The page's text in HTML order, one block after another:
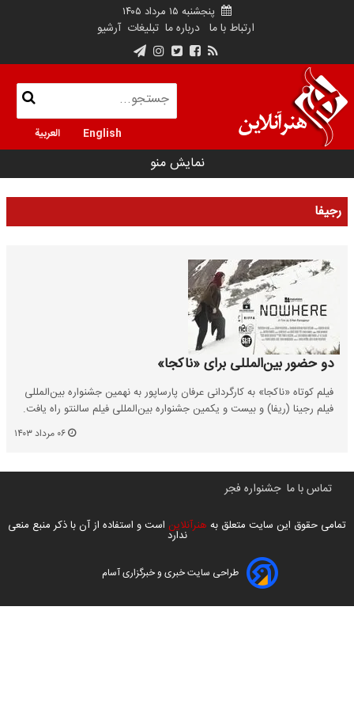
پنجشنبه ۱۵ مرداد ۱۴۰۵
ارتباط با ما درباره ما تبلیغات آرشیو
English العربية
نمایش منو
رجیفا
دو حضور بین‌المللی برای «ناکجا»
فیلم کوتاه «ناکجا» به کارگردانی عرفان پارساپور به نهمین جشنواره بین‌المللی
فیلم رجینا (ریفا) و بیست و یکمین جشنواره بین‌المللی فیلم سالنتو راه یافت.
تماس با ما جشنواره فجر
تمامی حقوق این سایت متعلق به هنرآنلاین است و استفاده از آن با ذکر منبع منعی
ندارد
طراحی سایت خبری و خبرگزاری آسام